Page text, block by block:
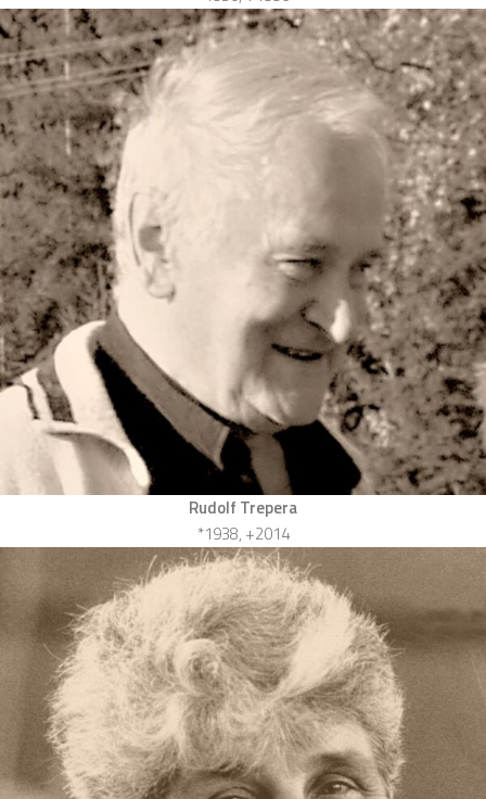
Rudolf Trepera
*1938, +2014